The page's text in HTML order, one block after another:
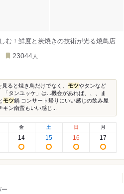
む！鮮度と炭焼きの技術が光る焼鳥店
23044 人
ると焼き鳥だけでなく、 モツやタンなど
「タンユッケ」は...機会があれば、、、ま
モツ鍋 コンサート帰りにいい感じの飲み屋
キン南蛮もいい感じ...
金
14
土
15
日
16
月
17